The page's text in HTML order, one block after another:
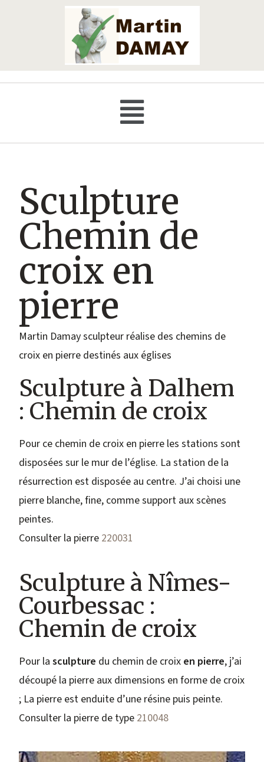
Sculpture
Chemin de
croix en
pierre
Martin Damay sculpteur réalise des chemins de
croix en pierre destinés aux églises
Sculpture à Dalhem
: Chemin de croix
Pour ce chemin de croix en pierre les stations sont
disposées sur le mur de l’église. La station de la
résurrection est disposée au centre. J’ai choisi une
pierre blanche, fine, comme support aux scènes
peintes.
Consulter la pierre 220031
Sculpture à Nîmes-
Courbessac :
Chemin de croix
Pour lasculpture du chemin de croix en pierre, j’ai
découpé la pierre aux dimensions en forme de croix
; La pierre est enduite d’une résine puis peinte.
Consulter la pierre de type 210048